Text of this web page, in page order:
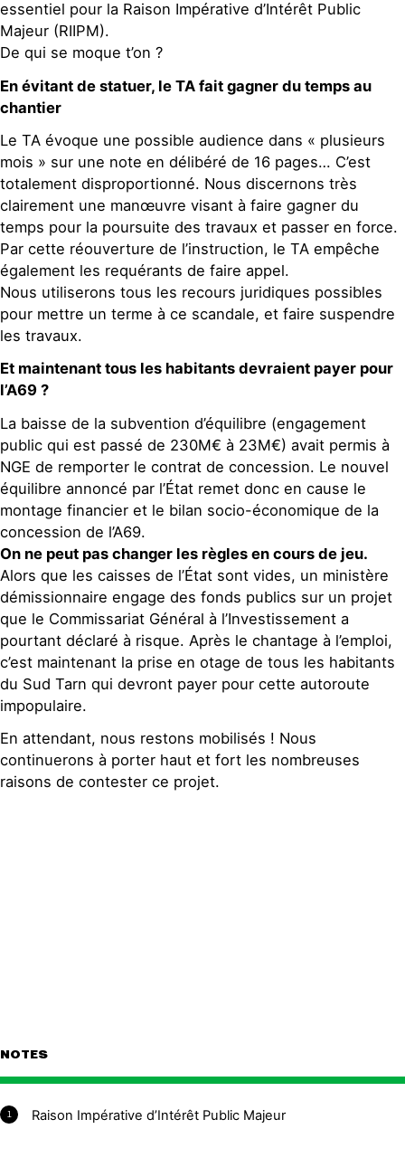
essentiel pour la Raison Impérative d’Intérêt Public
Majeur (RIIPM).
De qui se moque t’on ?
En évitant de statuer, le TA fait gagner du temps au
chantier
Le TA évoque une possible audience dans « plusieurs
mois » sur une note en délibéré de 16 pages… C’est
totalement disproportionné. Nous discernons très
clairement une manœuvre visant à faire gagner du
temps pour la poursuite des travaux et passer en force.
Par cette réouverture de l’instruction, le TA empêche
également les requérants de faire appel.
Nous utiliserons tous les recours juridiques possibles
pour mettre un terme à ce scandale, et faire suspendre
les travaux.
Et maintenant tous les habitants devraient payer pour
l’A69 ?
La baisse de la subvention d’équilibre (engagement
public qui est passé de 230M€ à 23M€) avait permis à
NGE de remporter le contrat de concession. Le nouvel
équilibre annoncé par l’État remet donc en cause le
montage financier et le bilan socio-économique de la
concession de l’A69.
On ne peut pas changer les règles en cours de jeu.
Alors que les caisses de l’État sont vides, un ministère
démissionnaire engage des fonds publics sur un projet
que le Commissariat Général à l’Investissement a
pourtant déclaré à risque. Après le chantage à l’emploi,
c’est maintenant la prise en otage de tous les habitants
du Sud Tarn qui devront payer pour cette autoroute
impopulaire.
En attendant, nous restons mobilisés ! Nous
continuerons à porter haut et fort les nombreuses
raisons de contester ce projet.
NOTES
1 Raison Impérative d’Intérêt Public Majeur